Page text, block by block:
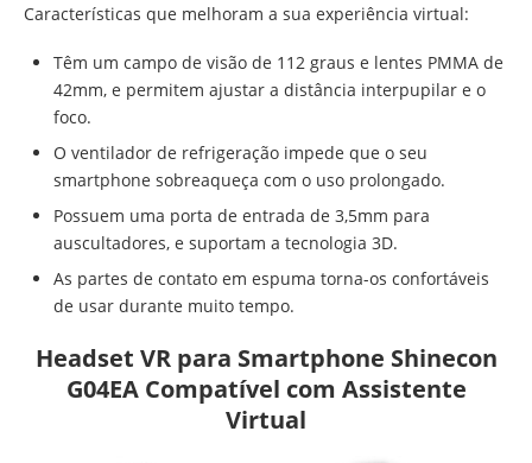
Características que melhoram a sua experiência virtual:
Têm um campo de visão de 112 graus e lentes PMMA de
42mm, e permitem ajustar a distância interpupilar e o
foco.
O ventilador de refrigeração impede que o seu
smartphone sobreaqueça com o uso prolongado.
Possuem uma porta de entrada de 3,5mm para
auscultadores, e suportam a tecnologia 3D.
As partes de contato em espuma torna-os confortáveis
de usar durante muito tempo.
Headset VR para Smartphone Shinecon
G04EA Compatível com Assistente
Virtual